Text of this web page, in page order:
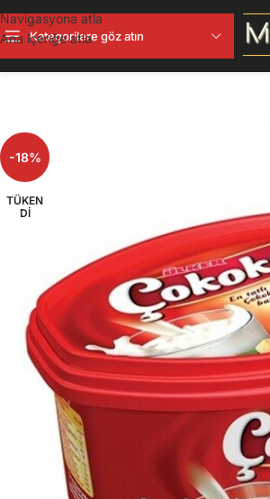
Navigasyona atla
Ana içeriğe atla
Kategorilere göz atın
-18%
TÜKEN
DI